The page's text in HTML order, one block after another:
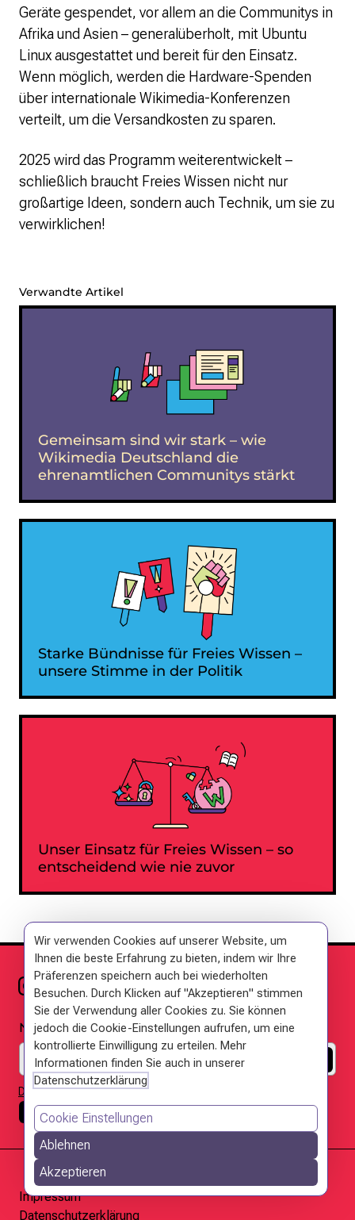
Geräte gespendet, vor allem an die Communitys in
Afrika und Asien – generalüberholt, mit Ubuntu
Linux ausgestattet und bereit für den Einsatz.
Wenn möglich, werden die Hardware-Spenden
über internationale Wikimedia-Konferenzen
verteilt, um die Versandkosten zu sparen.
2025 wird das Programm weiterentwickelt –
schließlich braucht Freies Wissen nicht nur
großartige Ideen, sondern auch Technik, um sie zu
verwirklichen!
Verwandte Artikel
Gemeinsam sind wir stark – wie
Wikimedia Deutschland die
ehrenamtlichen Communitys stärkt
Starke Bündnisse für Freies Wissen –
unsere Stimme in der Politik
Unser Einsatz für Freies Wissen – so
entscheidend wie nie zuvor
Footer
Newlsetter Anmeldung
E-Mail: *
DSGVO Hinweis
Cookie Settings
Impressum
Datenschutzerklärung
Wir verwenden Cookies auf unserer Website, um
Ihnen die beste Erfahrung zu bieten, indem wir Ihre
Präferenzen speichern auch bei wiederholten
Besuchen. Durch Klicken auf "Akzeptieren" stimmen
Sie der Verwendung aller Cookies zu. Sie können
jedoch die Cookie-Einstellungen aufrufen, um eine
kontrollierte Einwilligung zu erteilen. Mehr
Informationen finden Sie auch in unserer
Datenschutzerklärung
Cookie Einstellungen
Ablehnen
Akzeptieren